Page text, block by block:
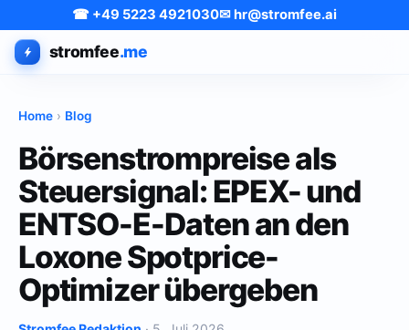
☎ +49 5223 4921030✉ hr@stromfee.ai
stromfee.me
Home › Blog
Börsenstrompreise als
Steuersignal: EPEX- und
ENTSO-E-Daten an den
Loxone Spotprice-
Optimizer übergeben